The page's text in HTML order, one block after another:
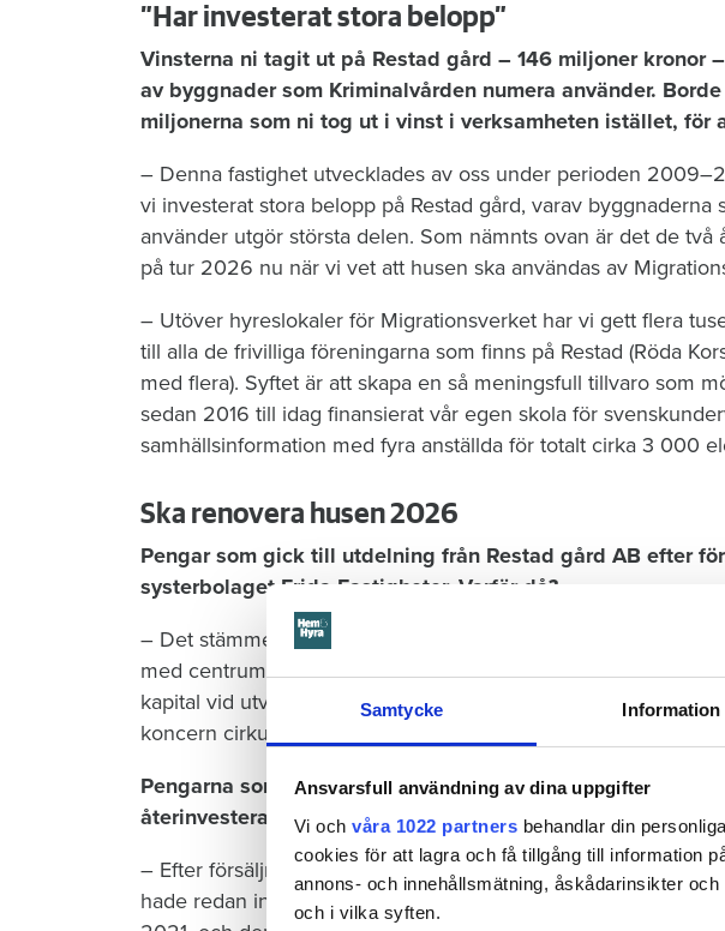
Samtycke Information
Ansvarsfull användning av dina uppgifter
Vi och våra 1022 partners behandlar din
cookies för att lagra och få tillgång till information
annons- och innehållsmätning, åskådarinsikter
och i vilka syften.
”Har investerat stora belopp”
Vinsterna ni tagit ut på Restad gård – 146 miljoner kronor
av byggnader som Kriminalvården numera använder.
miljonerna som ni tog ut i vinst i verksamheten istället, för
– Denna fastighet utvecklades av oss under perioden
vi investerat stora belopp på Restad gård, varav byggnaderna
använder utgör största delen. Som nämnts ovan är det de två
på tur 2026 nu när vi vet att husen ska användas av
– Utöver hyreslokaler för Migrationsverket har vi gett flera
till alla de frivilliga föreningarna som finns på Restad (Röda
med flera). Syftet är att skapa en så meningsfull tillvaro som
sedan 2016 till idag finansierat vår egen skola för
samhällsinformation med fyra anställda för totalt cirka 3 000
Ska renovera husen 2026
Pengar som gick till utdelning från Restad gård AB efter
systerbolaget Frida Fastigheter. Varför då?
– Det stämmer inte riktigt. Tre av Restad gårds ägare har
med centrumfastigheter i Vänersborg. En mindre del av
kapital vid utvecklingen av dessa fastigheter. Det är helt
koncern cirkulerar.
Pengarna som ni fick för försäljningen av byggnaderna kom
återinvesterade ni inte där i stället för i Frida Fastigheters
– Efter försäljningen fanns det inget behov av stora
hade redan investerats stora belopp i byggnaderna som var i